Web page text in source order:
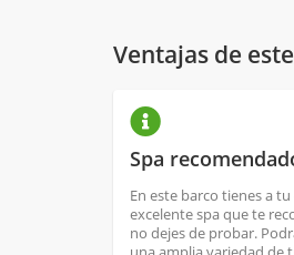
Ventajas de
Spa
En este barco tienes a
excelente spa que te
no dejes de probar.